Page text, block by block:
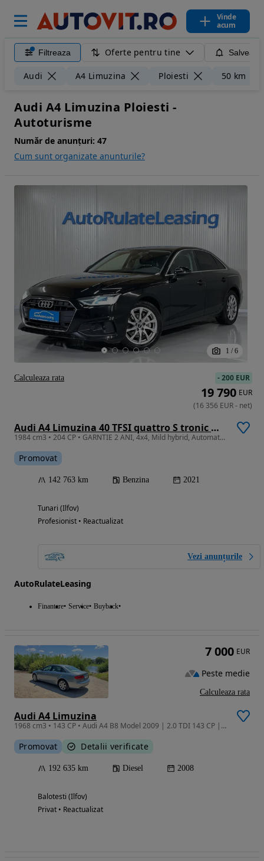
Vinde
acum
Filtreaza Oferte pentru tine
Audi A4 Limuzina Ploiesti 50 km
Audi A4 Limuzina Ploiesti -
Autoturisme
Număr de anunțuri: 47
Cum sunt organizate anunturile?
1 / 6
Audi A4 Limuzina 40 TFSI quattro S tronic MHEV Advance
1984 cm3 • 204 CP • GARNTIE 2 ANI, 4x4, Mild hybrid, Automata, LED, Scaune incalzite
Promovat
142 763 km Benzina 2021
Tunari (Ilfov)
Profesionist • Reactualizat
Vezi anunțurile
AutoRulateLeasing
Finantare Service Buyback
-200 EUR
19 790 EUR
(16 356 EUR- net)
Calculeaza rata
Audi A4 Limuzina
1968 cm3 • 143 CP • Audi A4 B8 Model 2009 | 2.0 TDI 143 CP | Multitronic | 192.000 km
Promovat Detalii verificate
192 635 km Diesel 2008
Balotesti (Ilfov)
Privat • Reactualizat
7 000 EUR
Peste medie
Calculeaza rata